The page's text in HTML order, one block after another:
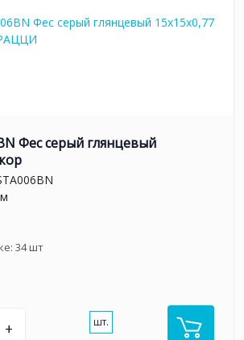
Фес серый глянцевый
34шт
+ шт.